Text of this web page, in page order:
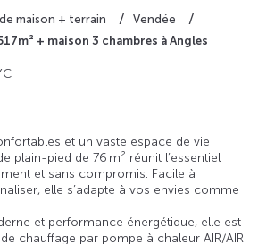
maison + terrain
Vendée
+ maison 3 chambres à Angles
et un vaste espace de vie
plain-pied de 76 m² réunit l’essentiel
et sans compromis. Facile à
elle s’adapte à vos envies comme
et performance énergétique, elle est
chauffage par pompe à chaleur AIR/AIR